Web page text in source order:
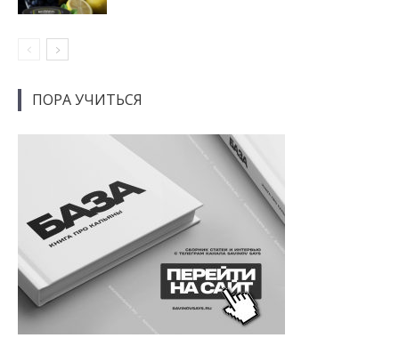
ПОРА УЧИТЬСЯ